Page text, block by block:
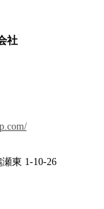
社
東 1-10-26